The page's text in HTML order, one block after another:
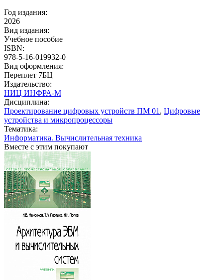
Год издания:
2026
Вид издания:
Учебное пособие
ISBN:
978-5-16-019932-0
Вид оформления:
Переплет 7БЦ
Издательство:
НИЦ ИНФРА-М
Дисциплина:
Проектирование цифровых устройств ПМ 01 , Цифровые
устройства и микропроцессоры
Тематика:
Информатика. Вычислительная техника
Вместе с этим покупают